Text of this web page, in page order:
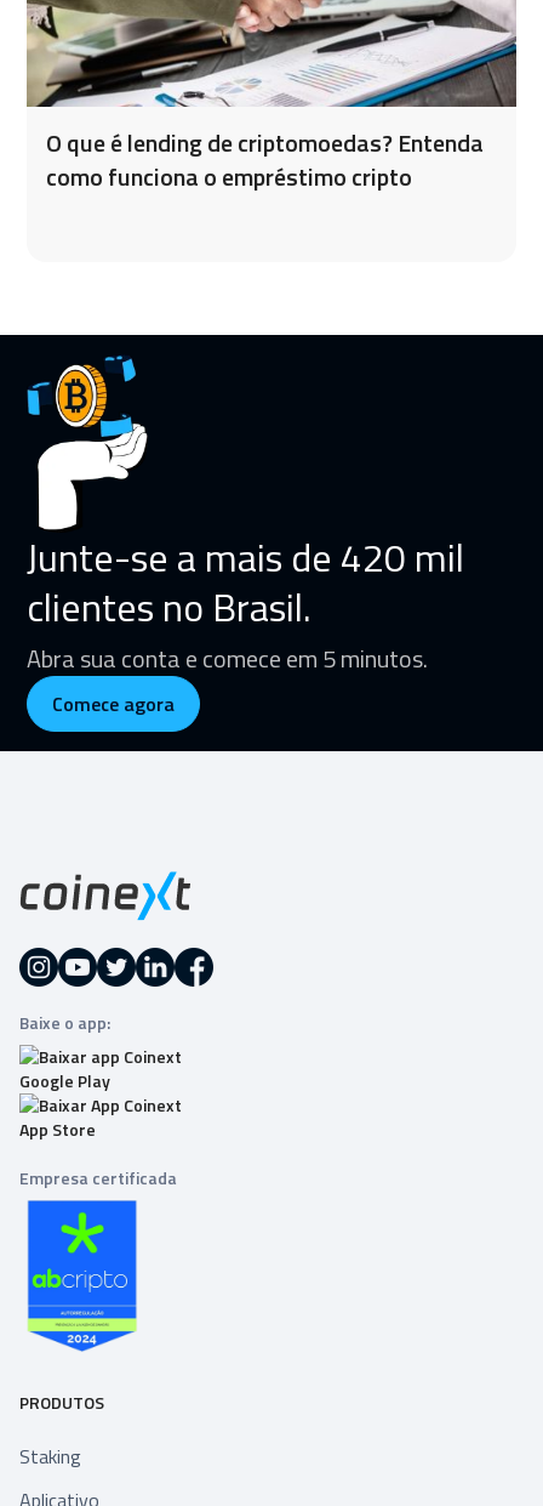
O que é lending de criptomoedas? Entenda
como funciona o empréstimo cripto
Junte-se a mais de 420 mil
clientes no Brasil.
Abra sua conta e comece em 5 minutos.
Comece agora
Baixe o app:
Empresa certificada
PRODUTOS
Staking
Aplicativo